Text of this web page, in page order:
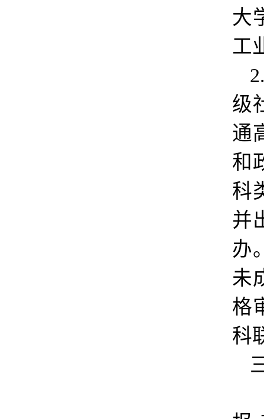
大
工
级
通
和
科
并
办
未
格
科